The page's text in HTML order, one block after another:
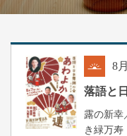
8月
落語と
露の新幸
き緑万寿